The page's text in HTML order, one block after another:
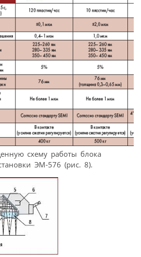
схему работы блока
ЭМ-576 (рис. 8).